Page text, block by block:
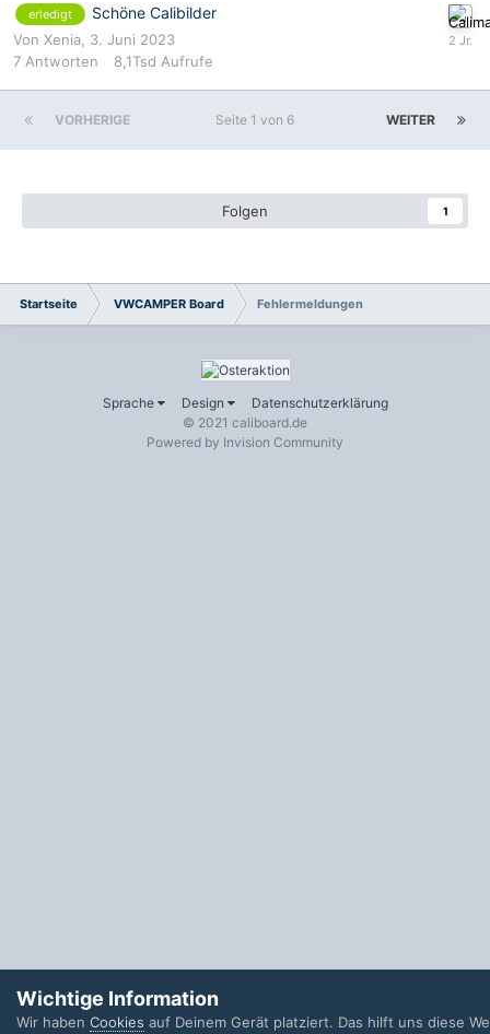
erledigt Schöne Calibilder
Von Xenia 3. Juni 2023
7 Antworten 8,1Tsd Aufrufe
VORHERIGE WEITER
Seite 1 von 6
Folgen 1
Startseite VWCAMPER Board Fehlermeldungen
Sprache Design
Datenschutzerklärung
© 2021 caliboard.de
Powered by Invision Community
Wichtige Information
Wir haben Cookies auf Deinem Gerät platziert. Das hilft uns diese